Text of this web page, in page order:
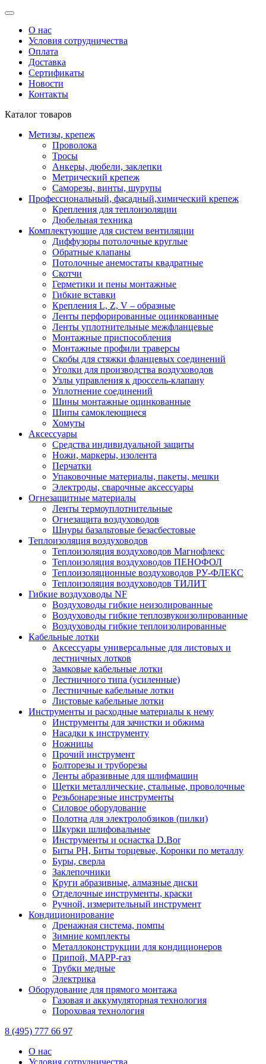
О нас
Условия сотрудничества
Оплата
Доставка
Сертификаты
Новости
Контакты
Каталог товаров
Метизы, крепеж
Проволока
Тросы
Анкеры, дюбели, заклепки
Метрический крепеж
Саморезы, винты, шурупы
Профессиональный, фасадный,химический крепеж
Крепления для теплоизоляции
Дюбельная техника
Комплектующие для систем вентиляции
Диффузоры потолочные круглые
Обратные клапаны
Потолочные анемостаты квадратные
Скотчи
Герметики и пены монтажные
Гибкие вставки
Крепления L, Z, V – образные
Ленты перфорированные оцинкованные
Ленты уплотнительные межфланцевые
Монтажные приспособления
Монтажные профили траверсы
Скобы для стяжки фланцевых соединений
Уголки для производства воздуховодов
Узлы управления к дроссель-клапану
Уплотнение соединений
Шины монтажные оцинкованные
Шипы самоклеющиеся
Хомуты
Аксессуары
Средства индивидуальной защиты
Ножи, маркеры, изолента
Перчатки
Упаковочные материалы, пакеты, мешки
Электроды, сварочные аксессуары
Огнезащитные материалы
Ленты термоуплотнительные
Огнезащита воздуховодов
Шнуры базальтовые безасбестовые
Теплоизоляция воздуховодов
Теплоизоляция воздуховодов Магнофлекс
Теплоизоляция воздуховодов ПЕНОФОЛ
Теплоизоляционные воздуховодов РУ-ФЛЕКС
Теплоизоляция воздуховодов ТИЛИТ
Гибкие воздуховоды NF
Воздуховоды гибкие неизолированные
Воздуховоды гибкие теплозвукоизолированные
Воздуховоды гибкие теплоизолированные
Кабельные лотки
Аксессуары универсальные для листовых и
лестничных лотков
Замковые кабельные лотки
Лестничного типа (усиленные)
Лестничные кабельные лотки
Листовые кабельные лотки
Инструменты и расходные материалы к нему
Инструменты для зачистки и обжима
Насадки к инструменту
Ножницы
Прочий инструмент
Болторезы и труборезы
Ленты абразивные для шлифмашин
Щетки металлические, стальные, проволочные
Резьбонарезные инструменты
Силовое оборудование
Полотна для электролобзиков (пилки)
Шкурки шлифовальные
Инструменты и оснастка D.Bor
Биты PH, Биты торцевые, Коронки по металлу
Буры, сверла
Заклепочники
Круги абразивные, алмазные диски
Отделочные инструменты, краски
Ручной, измерительный инструмент
Кондиционирование
Дренажная система, помпы
Зимние комплекты
Металлоконструкции для кондиционеров
Припой, МАРР-газ
Трубки медные
Электрика
Оборудование для прямого монтажа
Газовая и аккумуляторная технология
Пороховая технология
8 (495) 777 66 97
О нас
Условия сотрудничества